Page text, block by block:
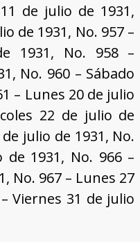
de julio de 1931,
de 1931, No. 957 –
1931, No. 958 –
No. 960 – Sábado
– Lunes 20 de julio
22 de julio de
julio de 1931, No.
1931, No. 966 –
No. 967 – Lunes 27
Viernes 31 de julio